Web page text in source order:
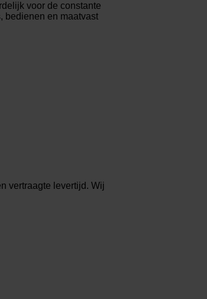
voor de constante
bedienen en maatvast
vertraagte levertijd. Wij